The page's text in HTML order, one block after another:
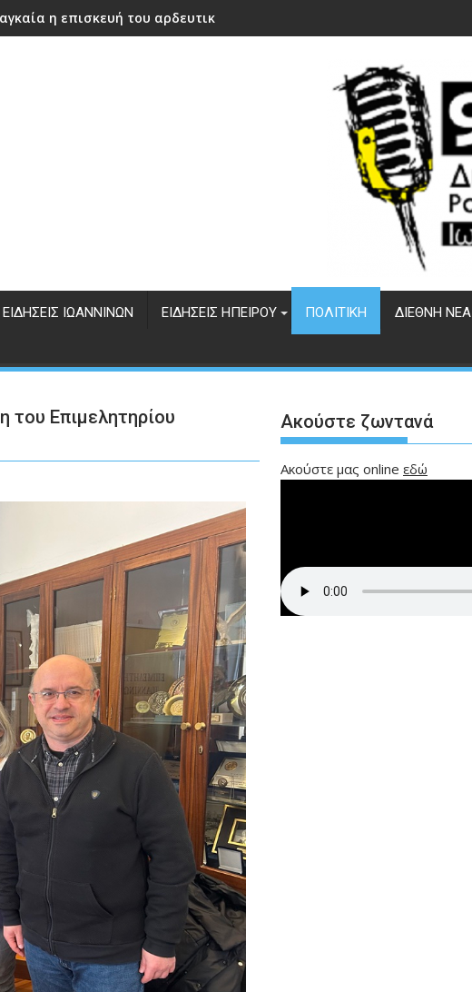
η επισκευή του αρδευτικού φράγματος Αώου
ΕΙΔΉΣΕΙΣ ΙΩΑΝΝΊΝΩΝ ΕΙΔΉΣΕΙΣ ΗΠΕΊΡΟΥ ΠΟΛΙΤΙΚΉ ΔΙΕΘΝΉ ΝΈΑ
του Επιμελητηρίου
Ακούστε ζωντανά
Ακούστε μας online εδώ